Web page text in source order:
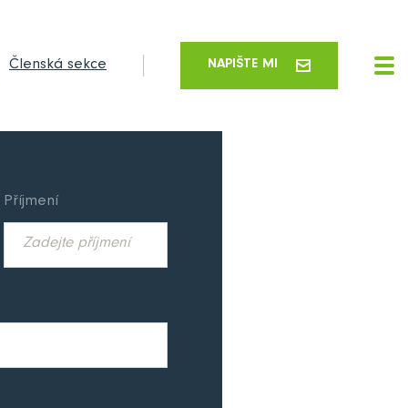
Členská sekce NAPIŠTE MI
Příjmení